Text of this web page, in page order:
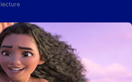
lecture